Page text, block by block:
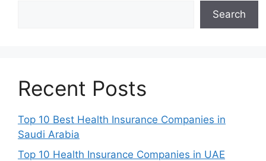
Search
Recent Posts
Top 10 Best Health Insurance Companies in
Saudi Arabia
Top 10 Health Insurance Companies in UAE